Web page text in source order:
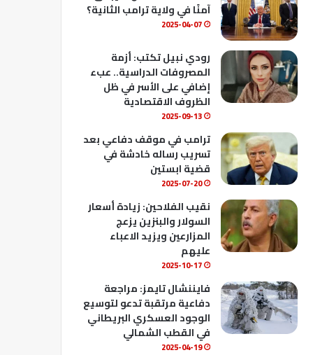
b
e
آمنًا في ولاية ترامب الثانية؟
2025-04-07
رودي نبيل تكتب: أزمة
المصروفات الدراسية.. عبء
إضافي على الأسر في ظل
الظروف الاقتصادية
2025-09-13
ترامب في موقف دفاعي بعد
تسريب رساله خادشة في
قضية ابستين
2025-07-20
نقيب الفلاحين: زيادة أسعار
السولار والبنزين يزعج
المزارعين ويزيد الاعباء
عليهم
2025-10-17
فايننشال تايمز: مراجعة
دفاعية مرتقبة تدعو لتوسيع
الوجود العسكري البريطاني
في القطب الشمالي
2025-04-19